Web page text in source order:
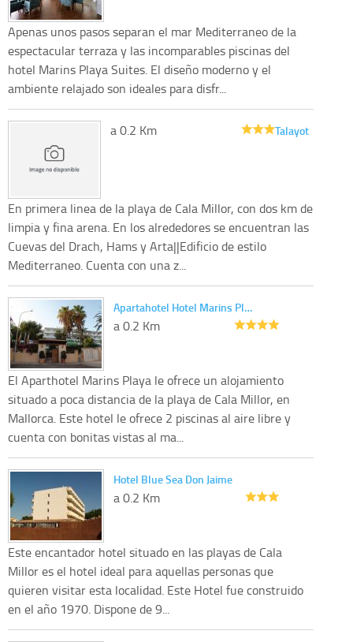
Apenas unos pasos separan el mar Mediterraneo de la
espectacular terraza y las incomparables piscinas del
hotel Marins Playa Suites. El diseño moderno y el
ambiente relajado son ideales para disfr...
Talayot
a 0.2 Km
En primera linea de la playa de Cala Millor, con dos km de
limpia y fina arena. En los alrededores se encuentran las
Cuevas del Drach, Hams y Arta||Edificio de estilo
Mediterraneo. Cuenta con una z...
Apartahotel Hotel Marins Pl…
a 0.2 Km
El Aparthotel Marins Playa le ofrece un alojamiento
situado a poca distancia de la playa de Cala Millor, en
Mallorca. Este hotel le ofrece 2 piscinas al aire libre y
cuenta con bonitas vistas al ma...
Hotel Blue Sea Don Jaime
a 0.2 Km
Este encantador hotel situado en las playas de Cala
Millor es el hotel ideal para aquellas personas que
quieren visitar esta localidad. Este Hotel fue construido
en el año 1970. Dispone de 9...